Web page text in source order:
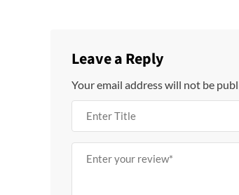
Leave a Reply
Your email address will not be